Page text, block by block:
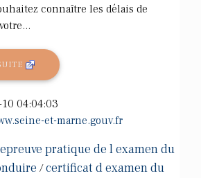
connaître les délais de
04:04:03
et-marne.gouv.fr
epreuve pratique de l examen du
/certificat d examen du